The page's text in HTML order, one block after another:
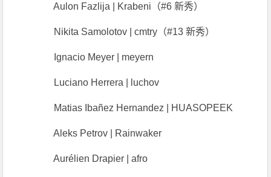
Aulon Fazlija | Krabeni（#6 新秀）
Nikita Samolotov | cmtry（#13 新秀）
Ignacio Meyer | meyern
Luciano Herrera | luchov
Matias Ibañez Hernandez | HUASOPEEK
Aleks Petrov | Rainwaker
Aurélien Drapier | afro